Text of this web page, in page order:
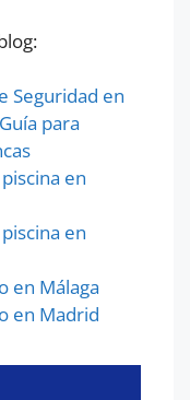
Seguridad en
para
en
en
en Málaga
en Madrid